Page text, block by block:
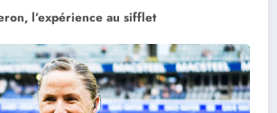
l’expérience au sifflet